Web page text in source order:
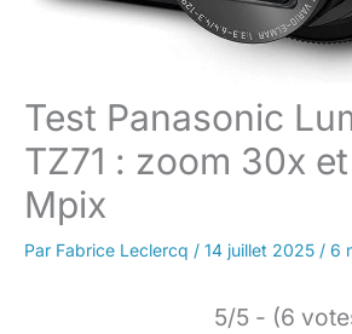
Test Panasonic
TZ71 : zoom 30x
Mpix
Par Fabrice Leclercq / 14 juillet 2025 / 6
5/5 - (6